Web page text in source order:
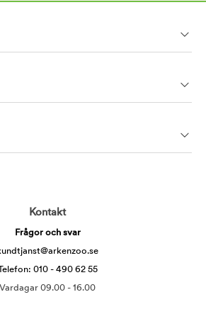
Kontakt
Frågor och svar
010 - 490 62 55
Vardagar 09.00 - 16.00